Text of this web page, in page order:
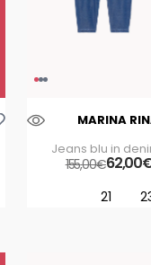
MARINA
Jeans blu in
155,00€62,00
21